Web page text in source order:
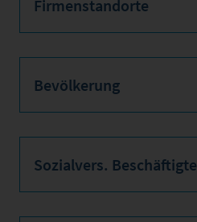
Firmenstandorte
Bevölkerung
Sozialvers. Beschäftigte